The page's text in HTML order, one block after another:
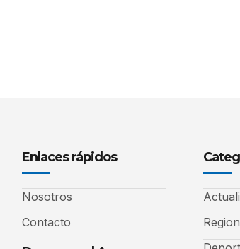
Enlaces rápidos
Nosotros
Contacto